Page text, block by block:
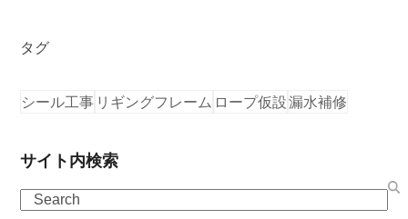
タグ
シール工事 リギングフレーム ロープ仮設漏水補修
サイト内検索
Search